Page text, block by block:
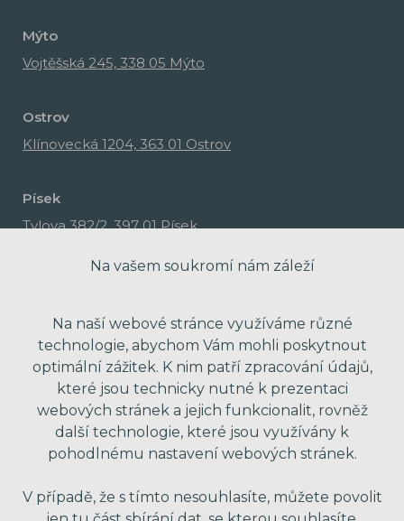
Mýto
Vojtěšská 245, 338 05 Mýto
Ostrov
Klínovecká 1204, 363 01 Ostrov
Písek
Tylova 382/2, 397 01 Písek
Na vašem soukromí nám záleží
Na naší webové stránce využíváme různé
technologie, abychom Vám mohli poskytnout
optimální zážitek. K nim patří zpracování údajů,
které jsou technicky nutné k prezentaci
webových stránek a jejich funkcionalit, rovněž
další technologie, které jsou využívány k
pohodlnému nastavení webových stránek.
V případě, že s tímto nesouhlasíte, můžete povolit